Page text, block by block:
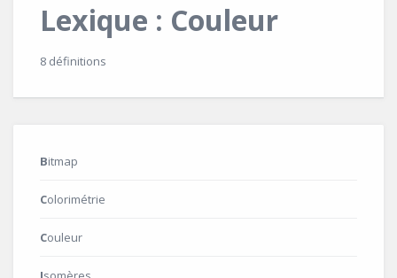
Lexique : Couleur
8 définitions
Bitmap
Colorimétrie
Couleur